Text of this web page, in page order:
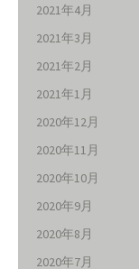
2021年4月
2021年3月
2021年2月
2021年1月
2020年12月
2020年11月
2020年10月
2020年9月
2020年8月
2020年7月